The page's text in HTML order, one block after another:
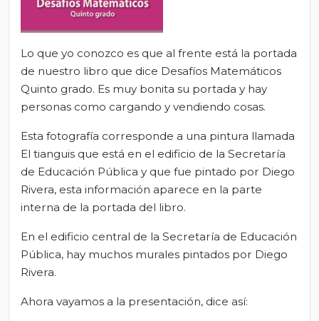
Lo que yo conozco es que al frente está la portada
de nuestro libro que dice Desafíos Matemáticos
Quinto grado. Es muy bonita su portada y hay
personas como cargando y vendiendo cosas.
Esta fotografía corresponde a una pintura llamada
El tianguis que está en el edificio de la Secretaría
de Educación Pública y que fue pintado por Diego
Rivera, esta información aparece en la parte
interna de la portada del libro.
En el edificio central de la Secretaría de Educación
Pública, hay muchos murales pintados por Diego
Rivera.
Ahora vayamos a la presentación, dice así: